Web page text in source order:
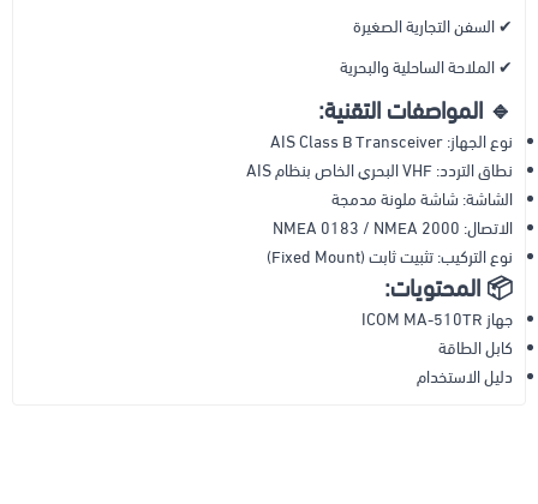
✔ السفن التجارية الصغيرة
✔ الملاحة الساحلية والبحرية
🔹 المواصفات التقنية:
نوع الجهاز: AIS Class B Transceiver
نطاق التردد: VHF البحري الخاص بنظام AIS
الشاشة: شاشة ملونة مدمجة
الاتصال: NMEA 0183 / NMEA 2000
نوع التركيب: تثبيت ثابت (Fixed Mount)
📦 المحتويات:
جهاز ICOM MA-510TR
كابل الطاقة
دليل الاستخدام